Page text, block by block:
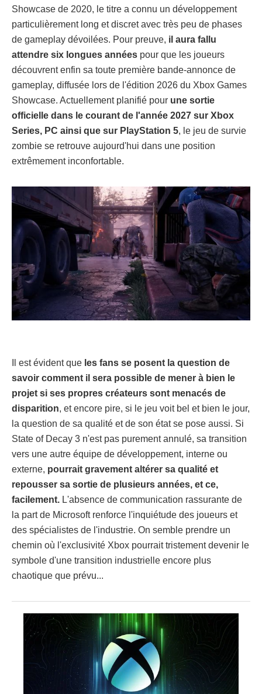
Showcase de 2020, le titre a connu un développement
particulièrement long et discret avec très peu de phases
de gameplay dévoilées. Pour preuve, il aura fallu
attendre six longues années pour que les joueurs
découvrent enfin sa toute première bande-annonce de
gameplay, diffusée lors de l'édition 2026 du Xbox Games
Showcase. Actuellement planifié pour une sortie
officielle dans le courant de l'année 2027 sur Xbox
Series, PC ainsi que sur PlayStation 5, le jeu de survie
zombie se retrouve aujourd'hui dans une position
extrêmement inconfortable.
Il est évident que les fans se posent la question de
savoir comment il sera possible de mener à bien le
projet si ses propres créateurs sont menacés de
disparition, et encore pire, si le jeu voit bel et bien le jour,
la question de sa qualité et de son état se pose aussi. Si
State of Decay 3 n'est pas purement annulé, sa transition
vers une autre équipe de développement, interne ou
externe, pourrait gravement altérer sa qualité et
repousser sa sortie de plusieurs années, et ce,
facilement. L'absence de communication rassurante de
la part de Microsoft renforce l'inquiétude des joueurs et
des spécialistes de l'industrie. On semble prendre un
chemin où l'exclusivité Xbox pourrait tristement devenir le
symbole d'une transition industrielle encore plus
chaotique que prévu...